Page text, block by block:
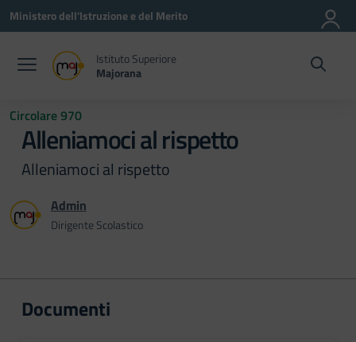
Vai ai contenuti
Vai al menu di navigazione
Vai al footer
Ministero dell'Istruzione e del Merito
Istituto Superiore
Majorana
Circolare 970
Alleniamoci al rispetto
Alleniamoci al rispetto
Admin
Dirigente Scolastico
Documenti